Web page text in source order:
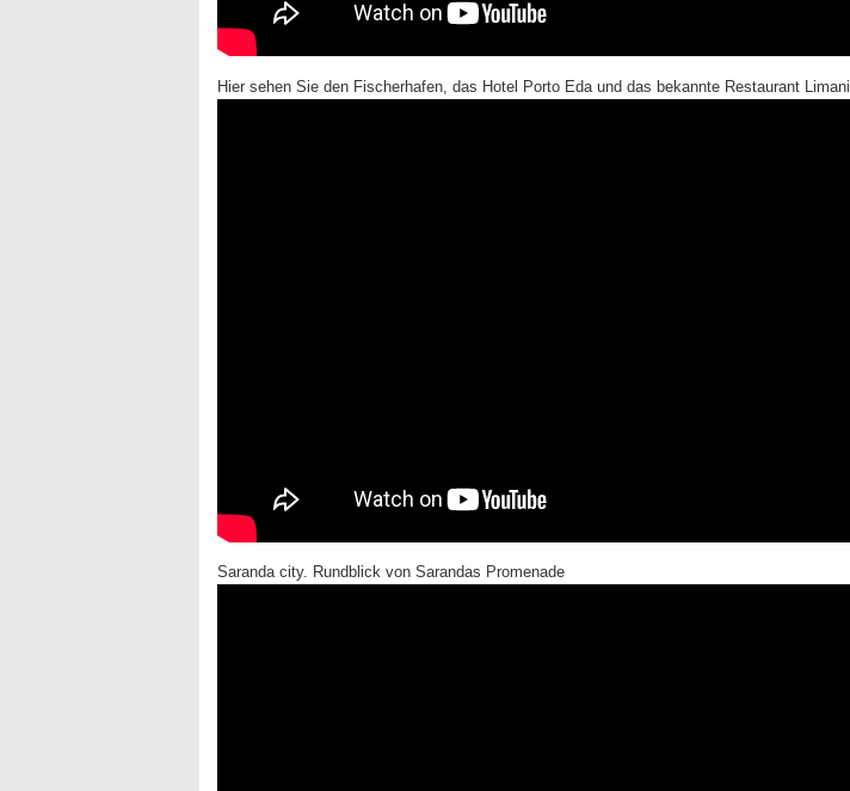
Hier sehen Sie den Fischerhafen, das Hotel Porto Eda und das bekannte Restaurant Limani
Saranda city. Rundblick von Sarandas Promenade